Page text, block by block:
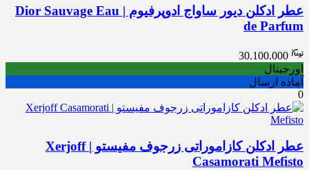
عطر ادکلن دیور ساواج ادوپرفیوم | Dior Sauvage Eau
de Parfum
30.100.000
اورجینال
آماده ارسال
0
عطر ادکلن کازاموراتی زرجوف مفیستو | Xerjoff
Casamorati Mefisto